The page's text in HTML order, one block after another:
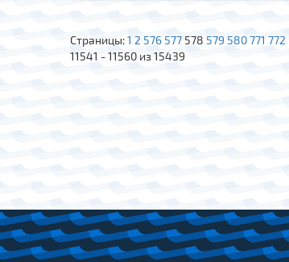
Страницы:1 2 576 577 578 579 580771 772
11541 - 11560 из 15439